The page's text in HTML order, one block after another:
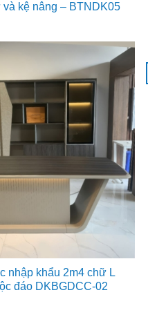
kệ nâng – BTNDK05
nhập khẩu 2m4 chữ L
đáo DKBGDCC-02